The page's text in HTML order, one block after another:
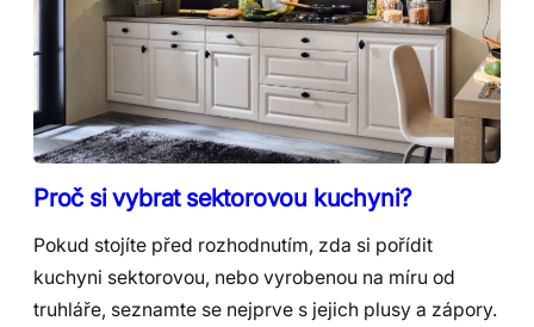
Proč si vybrat sektorovou kuchyni?
Pokud stojíte před rozhodnutím, zda si pořídit
kuchyni sektorovou, nebo vyrobenou na míru od
truhláře, seznamte se nejprve s jejich plusy a zápory.